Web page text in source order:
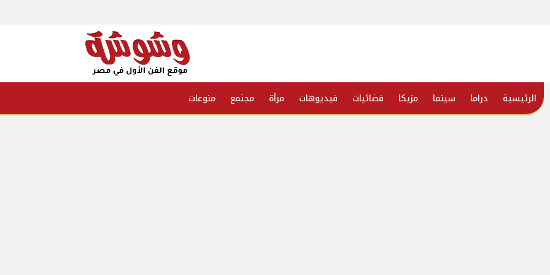
الرئيسية دراما سينما مزيكا فضائيات فيديوهات مرأة مجتمع منوعات